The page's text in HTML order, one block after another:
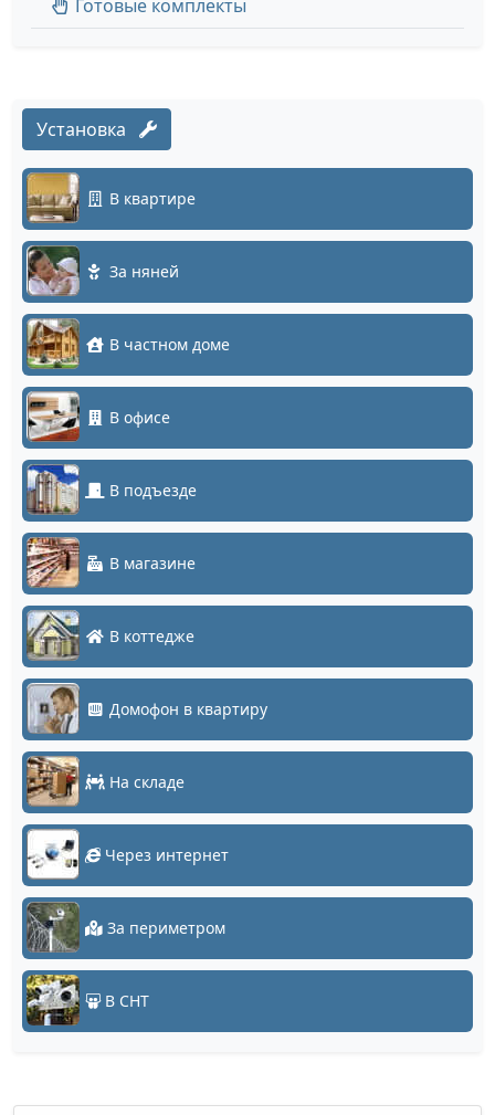
Готовые комплекты
Установка
В квартире
За няней
В частном доме
В офисе
В подъезде
В магазине
В коттедже
Домофон в квартиру
На складе
Через интернет
За периметром
В СНТ